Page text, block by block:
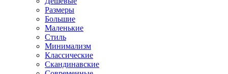
Размеры
Большие
Маленькие
Стиль
Минимализм
Классические
Скандинавские